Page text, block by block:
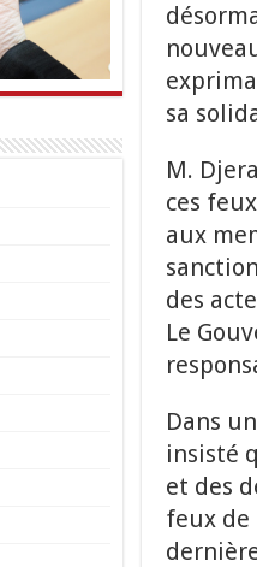
sa
M.
ces
aux
des
Le
Dans
insisté
et des
feux de